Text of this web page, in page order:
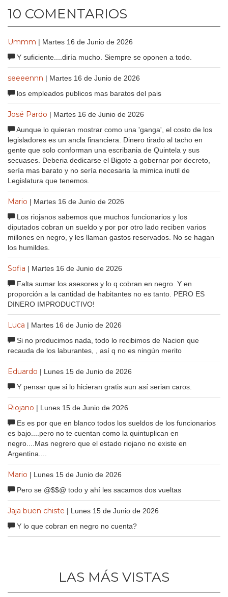
10 COMENTARIOS
Ummm | Martes 16 de Junio de 2026
Y suficiente....diría mucho. Siempre se oponen a todo.
seeeennn | Martes 16 de Junio de 2026
los empleados publicos mas baratos del pais
José Pardo | Martes 16 de Junio de 2026
Aunque lo quieran mostrar como una 'ganga', el costo de los
legisladores es un ancla financiera. Dinero tirado al tacho en
gente que solo conforman una escribania de Quintela y sus
secuases. Deberia dedicarse el Bigote a gobernar por decreto,
sería mas barato y no sería necesaria la mimica inutil de
Legislatura que tenemos.
Mario | Martes 16 de Junio de 2026
Los riojanos sabemos que muchos funcionarios y los
diputados cobran un sueldo y por por otro lado reciben varios
millones en negro, y les llaman gastos reservados. No se hagan
los humildes.
Sofia | Martes 16 de Junio de 2026
Falta sumar los asesores y lo q cobran en negro. Y en
proporción a la cantidad de habitantes no es tanto. PERO ES
DINERO IMPRODUCTIVO!
Luca | Martes 16 de Junio de 2026
Si no producimos nada, todo lo recibimos de Nacion que
recauda de los laburantes, , así q no es ningún merito
Eduardo | Lunes 15 de Junio de 2026
Y pensar que si lo hicieran gratis aun así serian caros.
Riojano | Lunes 15 de Junio de 2026
Es es por que en blanco todos los sueldos de los funcionarios
es bajo....pero no te cuentan como la quintuplican en
negro....Mas negrero que el estado riojano no existe en
Argentina....
Mario | Lunes 15 de Junio de 2026
Pero se @$$@ todo y ahí les sacamos dos vueltas
Jaja buen chiste | Lunes 15 de Junio de 2026
Y lo que cobran en negro no cuenta?
LAS MÁS VISTAS